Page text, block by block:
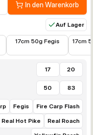
Wunschliste hinzufügen
In den Warenkorb
Auf Lager
17cm 50g Fegis
19,00
17cm
17 20
50 83
Fegis
Fire Carp Flash
Real Hot Pike
Real Roach